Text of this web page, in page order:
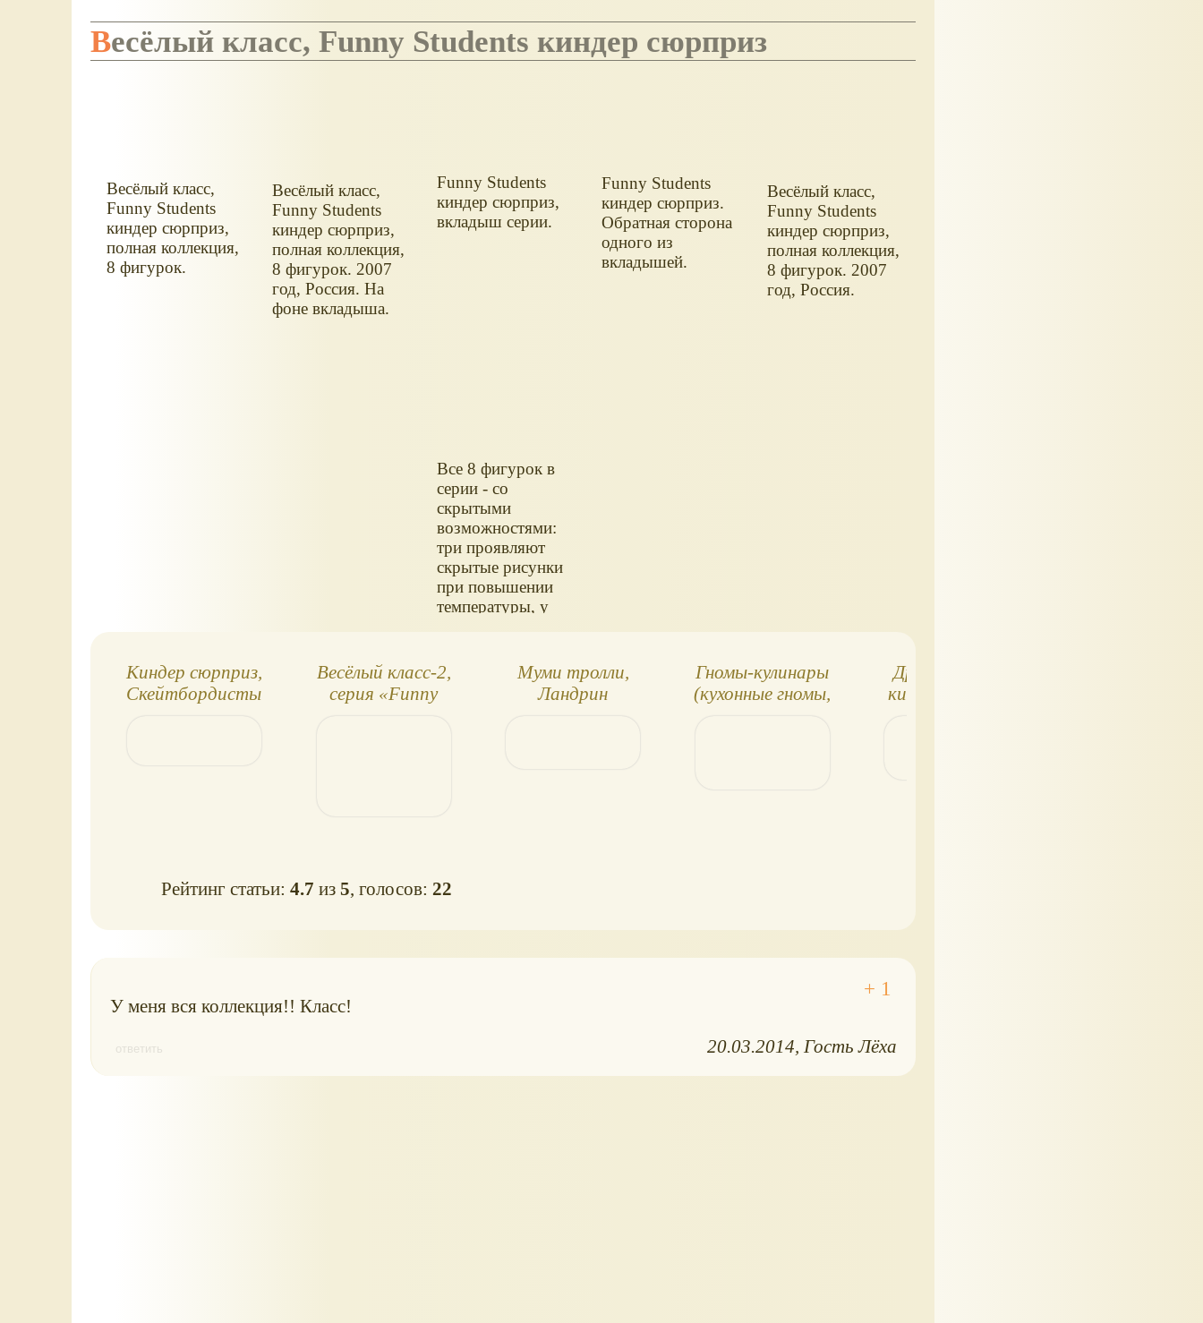
Весёлый класс, Funny Students киндер сюрприз
Весёлый класс,
Funny Students
киндер сюрприз,
полная коллекция,
8 фигурок.
Весёлый класс,
Funny Students
киндер сюрприз,
полная коллекция,
8 фигурок. 2007
год, Россия. На
фоне вкладыша.
Funny Students
киндер сюрприз,
вкладыш серии.
Funny Students
киндер сюрприз.
Обратная сторона
одного из
вкладышей.
Весёлый класс,
Funny Students
киндер сюрприз,
полная коллекция,
8 фигурок. 2007
год, Россия.
Все 8 фигурок в
серии - со
скрытыми
возможностями:
три проявляют
скрытые рисунки
при повышении
температуры, у
голову меняются
глаза.
Киндер сюрприз,
Скейтбордисты
Весёлый класс-2,
серия «Funny
Муми тролли,
Ландрин
Гномы-кулинары
(кухонные гномы,
Дракончики из
киндер сюрприз
Рейтинг статьи:4.7 из5, голосов:22
У меня вся коллекция!! Класс!
ответить 20.03.2014 Гость Лёха